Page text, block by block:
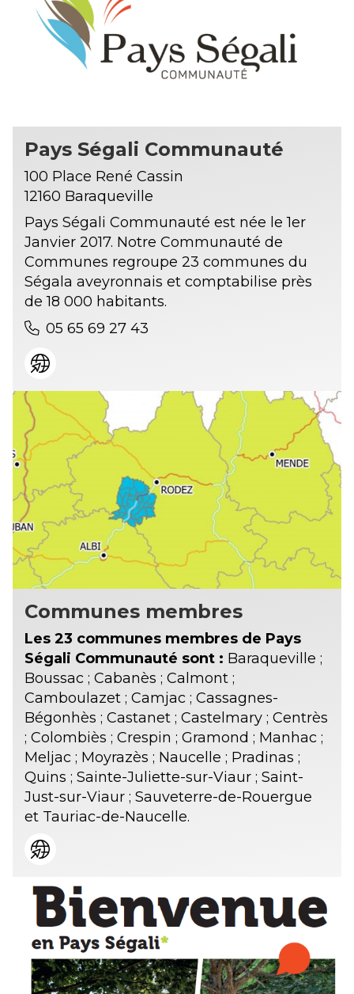
Pays Ségali Communauté
100 Place René Cassin
12160 Baraqueville
Pays Ségali Communauté est née le 1er
Janvier 2017. Notre Communauté de
Communes regroupe 23 communes du
Ségala aveyronnais et comptabilise près
de 18 000 habitants.
05 65 69 27 43
Communes membres
Les 23 communes membres de Pays
Ségali Communauté sont : Baraqueville ;
Boussac ; Cabanès ; Calmont ;
Camboulazet ; Camjac ; Cassagnes-
Bégonhès ; Castanet ; Castelmary ; Centrès
; Colombiès ; Crespin ; Gramond ; Manhac ;
Meljac ; Moyrazès ; Naucelle ; Pradinas ;
Quins ; Sainte-Juliette-sur-Viaur ; Saint-
Just-sur-Viaur ; Sauveterre-de-Rouergue
et Tauriac-de-Naucelle.